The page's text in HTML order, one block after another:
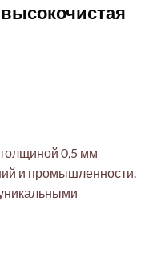
0,5 мм
и промышленности.